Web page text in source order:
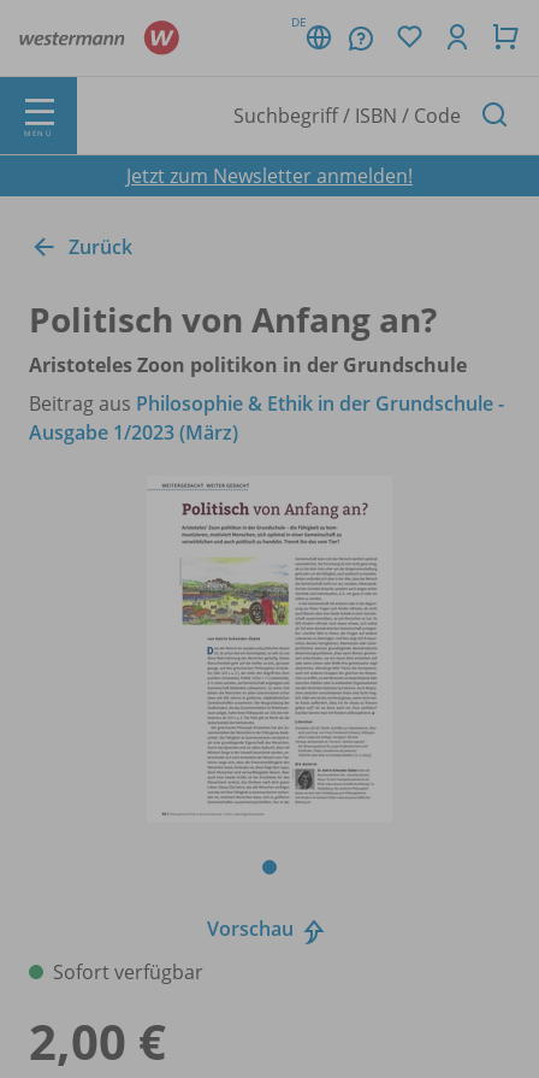
DE
MENÜ
Jetzt zum Newsletter anmelden!
Zurück
Politisch von Anfang an?
Aristoteles Zoon politikon in der Grundschule
Beitrag aus Philosophie & Ethik in der Grundschule -
Ausgabe 1/2023 (März)
Vorschau
Sofort verfügbar
2,00 €